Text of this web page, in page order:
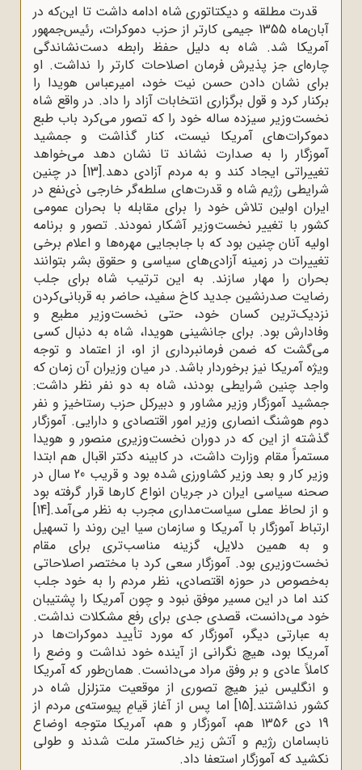
قدرت مطلقه و دیکتاتوری شاه ادامه داشت تا این‌که در
آبان‌ماه 1355 جیمی کارتر از حزب دموکرات، رئیس‌جمهور
آمریکا شد. شاه به ‌دلیل حفظ رابطه دست‌نشاندگی
چاره‌ای جز پذیرش فرمان اصلاحات کارتر را نداشت. او
برای نشان دادن حسن نیت خود، امیرعباس هویدا را
برکنار کرد و قول برگزاری انتخابات آزاد را داد. در واقع شاه
نخست‌وزیر سیزده‌ ساله خود را که تصور می‌کرد باب طبع
دموکرات‌های آمریکا نیست، کنار گذاشت و جمشید
آموزگار را به صدارت نشاند تا نشان دهد می‌خواهد
تغییراتی ایجاد کند و به مردم آزادی دهد.[13]
در چنین
شرایطی رژیم شاه و قدرت‌های سلطه‌گر خارجی ذی‌نفع در
ایران اولین تلاش خود را برای مقابله با بحران عمومی
کشور با تغییر نخست‌وزیر آشکار نمودند. تصور و برنامه
اولیه آنان چنین بود که با جابجایی مهره‌ها و اعلام برخی
تغییرات در زمینه آزادی‌های سیاسی و حقوق بشر بتوانند
بحران را مهار سازند. به این ترتیب شاه برای جلب
رضایت صدرنشین جدید کاخ سفید، حاضر به قربانی‌کردن
نزدیک‌ترین کسان خود، حتی نخست‌وزیر مطیع و
وفادارش بود. برای جانشینی هویدا، شاه به دنبال کسی
می‌گشت که ضمن فرمانبرداری از او، از اعتماد و توجه
ویژه آمریکا نیز برخوردار باشد. در میان وزیران آن زمان که
واجد چنین شرایطی بودند، شاه به دو نفر نظر داشت:
جمشید آموزگار وزیر مشاور و دبیرکل حزب رستاخیز و نفر
دوم هوشنگ انصاری وزیر امور اقتصادی و دارایی. آموزگار
گذشته از این ‌که در دوران نخست‌وزیری منصور و هویدا
مستمراً مقام وزارت داشت، در کابینه دکتر اقبال هم ابتدا
وزیر کار و بعد وزیر کشاورزی شده بود و قریب 20 سال در
صحنه سیاسی ایران در جریان انواع کارها قرار گرفته بود
و از لحاظ عملی سیاست‌مداری مجرب به نظر می‌آمد.[14]
ارتباط آموزگار با آمریکا و سازمان سیا این روند را تسهیل
و به همین دلایل، گزینه مناسب‌تری برای مقام
نخست‌وزیری بود. آموزگار سعی کرد با مختصر اصلاحاتی
به‌خصوص در حوزه اقتصادی، نظر مردم را به خود جلب
کند اما در این مسیر موفق نبود و چون آمریکا را پشتیبان
خود می‌دانست، قصدی جدی برای رفع مشکلات نداشت.
به عبارتی دیگر، آموزگار که مورد تأیید دموکرات‌ها در
آمریکا بود، هیچ نگرانی از آینده خود نداشت و وضع را
کاملاً عادی و بر وفق مراد می‌دانست. همان‌طور که آمریکا
و انگلیس نیز هیچ تصوری از موقعیت متزلزل شاه در
کشور نداشتند.[15]
اما پس از آغاز قیامِ پیوسته‌ی مردم از
19 دی 1356 هم، آموزگار و هم، آمریکا متوجه اوضاع
نابسامان رژیم و آتش زیر خاکستر ملت شدند و طولی
نکشید که آموزگار استعفا داد.